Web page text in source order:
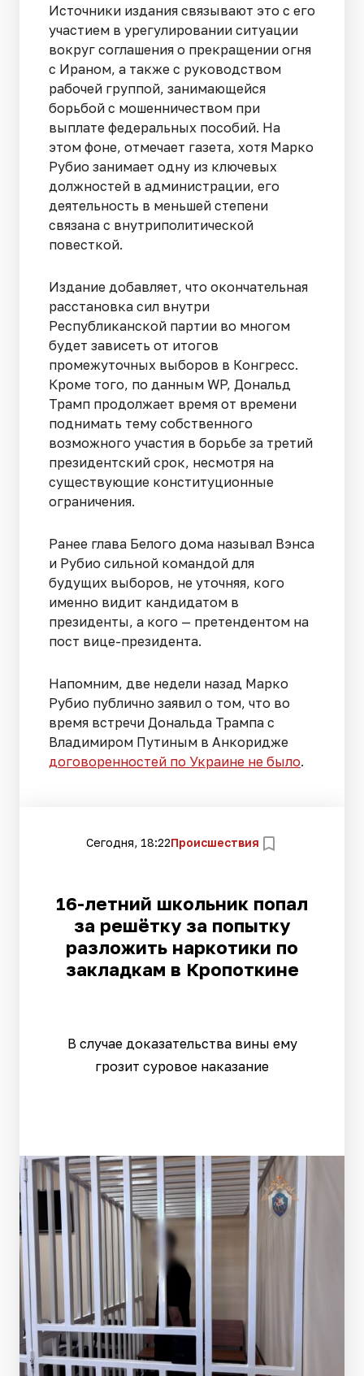
Источники издания связывают это с его
участием в урегулировании ситуации
вокруг соглашения о прекращении огня
с Ираном, а также с руководством
рабочей группой, занимающейся
борьбой с мошенничеством при
выплате федеральных пособий. На
этом фоне, отмечает газета, хотя Марко
Рубио занимает одну из ключевых
должностей в администрации, его
деятельность в меньшей степени
связана с внутриполитической
повесткой.
Издание добавляет, что окончательная
расстановка сил внутри
Республиканской партии во многом
будет зависеть от итогов
промежуточных выборов в Конгресс.
Кроме того, по данным WP, Дональд
Трамп продолжает время от времени
поднимать тему собственного
возможного участия в борьбе за третий
президентский срок, несмотря на
существующие конституционные
ограничения.
Ранее глава Белого дома называл Вэнса
и Рубио сильной командой для
будущих выборов, не уточняя, кого
именно видит кандидатом в
президенты, а кого — претендентом на
пост вице-президента.
Напомним, две недели назад Марко
Рубио публично заявил о том, что во
время встречи Дональда Трампа с
Владимиром Путиным в Анкоридже
договоренностей по Украине не было.
Сегодня, 18:22Происшествия
16-летний школьник попал
за решётку за попытку
разложить наркотики по
закладкам в Кропоткине
В случае доказательства вины ему
грозит суровое наказание